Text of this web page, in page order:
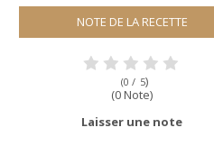
NOTE DE LA RECETTE
(0 / 5)
(0 Note)
Laisser une note